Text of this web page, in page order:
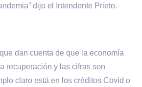
dijo el Intendente Prieto.
dan cuenta de que la economía
recuperación y las cifras son
claro está en los créditos Covid o